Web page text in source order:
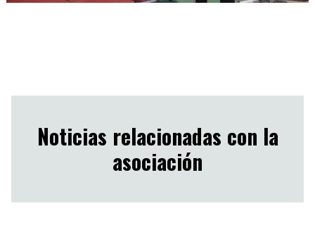
Noticias relacionadas con la
asociación